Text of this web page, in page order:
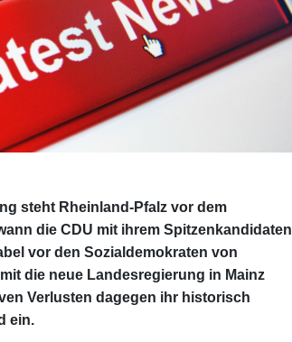
steht Rheinland-Pfalz vor dem
die CDU mit ihrem Spitzenkandidaten
vor den Sozialdemokraten von
die neue Landesregierung in Mainz
Verlusten dagegen ihr historisch
ein.